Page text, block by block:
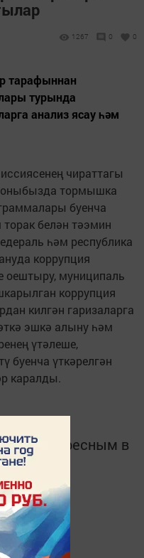
1267 0 0
тарафыннан
турында
анализ ясау һәм
чираттагы
тормышка
буенча
торак белән тәэмин
һәм республика
коррупция
оештыру, муниципаль
коррупция
килгән гаризаларга
эшкә алыну һәм
үтәлеше,
буенча үткәрелгән
каралды.
и интересным в
в
MАХ: